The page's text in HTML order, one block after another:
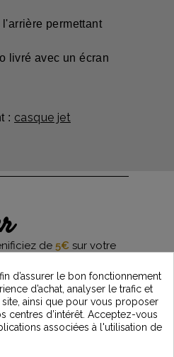
permettant
livré avec un écran
: casque jet
de 5€ sur votre
dernières nouveautés
newsletter, vous reconnaissez avoir pris
d’assurer le bon fonctionnement
d’achat, analyser le trafic et
ainsi que pour vous proposer
centres d’intérêt. Acceptez-vous
associées à l'utilisation de